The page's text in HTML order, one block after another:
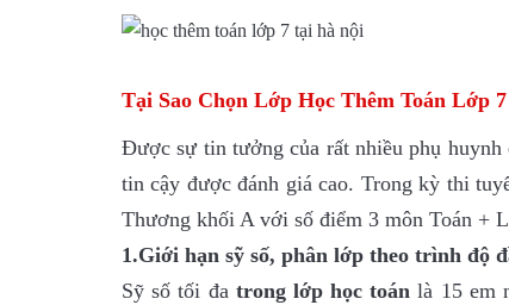
Tại Sao Chọn Lớp Học Thêm Toán Lớp
Được sự tin tưởng của rất nhiều phụ
tin cậy được đánh giá cao. Trong kỳ thi
Thương khối A với số điểm 3 môn Toán +
1.Giới hạn sỹ số, phân lớp theo trình độ
Sỹ số tối đa trong lớp học toánlà 15 em